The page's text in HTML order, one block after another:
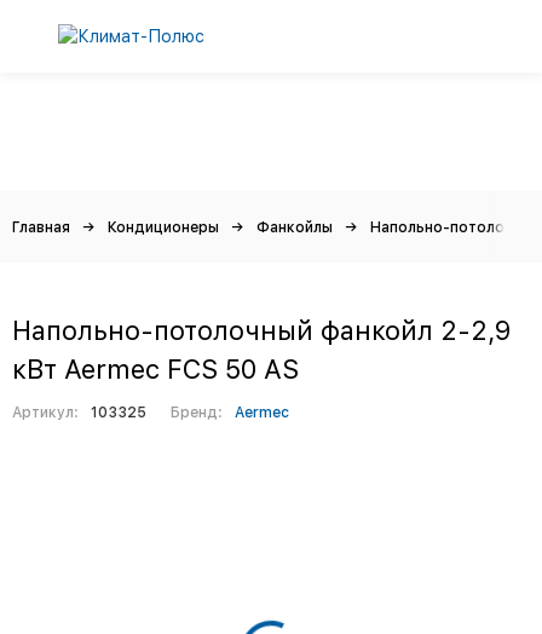
Главная Кондиционеры Фанкойлы Напольно-
Напольно-потолочный фанкойл 2-2,9
кВт Aermec FCS 50 AS
Артикул: 103325 Бренд: Aermec